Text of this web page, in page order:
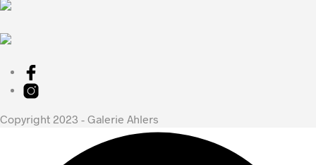
Copyright 2023 - Galerie Ahlers